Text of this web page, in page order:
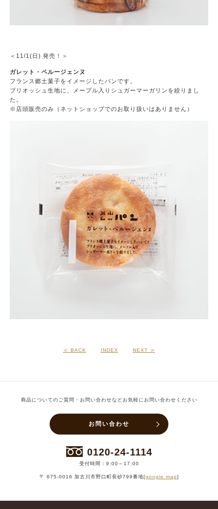
＜11/1(日) 発売！＞
ガレット・ペルージェンヌ
フランス郷土菓子をイメージしたパンです。
ブリオッシュ生地に、メープル入りシュガーマーガリンを絞りまし
た。
※店頭販売のみ（ネットショップでのお取り扱いはありません）
≪ BACK INDEX NEXT ≫
商品についてのご質問・お問い合わせなどお気軽にお問い合わせください
お問い合わせ
0120-24-1114
受付時間：9:00～17:00
〒 675-0016 加古川市野口町長砂799番地[google map]